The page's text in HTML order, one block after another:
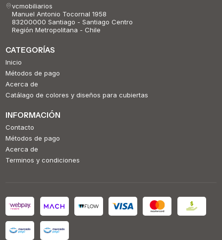
vcmobiliarios
Manuel Antonio Tocornal 1958
83200000 Santiago - Santiago Centro
Región Metropolitana - Chile
CATEGORÍAS
Inicio
Métodos de pago
Acerca de
Catálago de colores y diseños para cubiertas
INFORMACIÓN
Contacto
Métodos de pago
Acerca de
Terminos y condiciones